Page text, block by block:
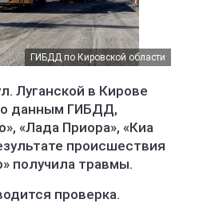
ГИБДД по Кировской области
Луганской в Кирове
данным ГИБДД,
«Лада Приора», «Киа
происшествия
получила травмы.
проверка.